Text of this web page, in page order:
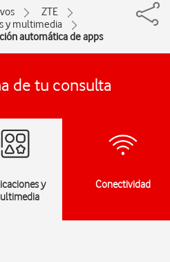
ZTE
y multimedia
automática de apps
de tu consulta
y
Conectividad